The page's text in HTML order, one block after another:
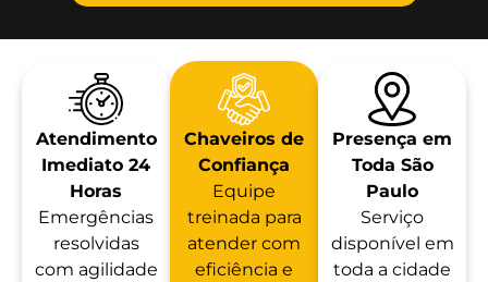
Atendimento
Imediato 24
Horas
Emergências
resolvidas
com agilidade
Chaveiros de
Confiança
Equipe
treinada para
atender com
eficiência e
Presença em
Toda São
Paulo
Serviço
disponível em
toda a cidade